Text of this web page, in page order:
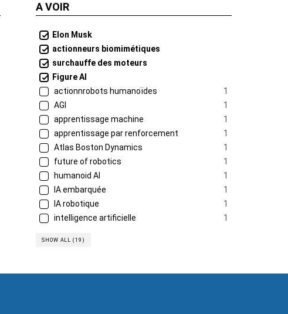
A VOIR
Elon Musk
actionneurs biomimétiques
surchauffe des moteurs
Figure AI
actionnrobots humanoïdes
1
AGI
1
apprentissage machine
1
apprentissage par renforcement
1
Atlas Boston Dynamics
1
future of robotics
1
humanoid AI
1
IA embarquée
1
IA robotique
1
intelligence artificielle
1
SHOW ALL (19)